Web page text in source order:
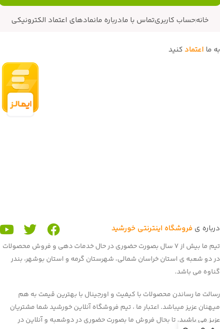
خانهحساب کاربریتماس با مادرباره مانمادهای اعتماد الکترونیکی
درباره ی فروشگاه اینترنتی خورشید
تیم ما بیش از 7 سال بصورت حضوری در حال خدمات دهی و فروش محصولات
در دو شعبه ی استان خراسان شمالی، شهرستان گرمه و استان بوشهر، بندر
گناوه می باشد.
رسالت ما رساندن محصولات با کیفیت و اورجینال با بهترین قیمت به هم
میهنان عزیز میباشد. اعتبار ما ، تیم فروشگاه آنلاین خورشید شما مشتریان
عزیز می باشید. تا بحال فروش ما بصورت حضوری در دوشعبه و آنلاین در
به ما اعتماد کنید